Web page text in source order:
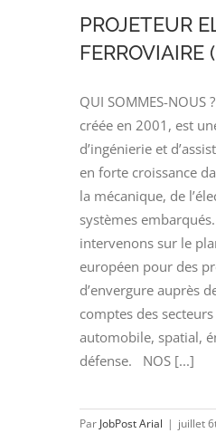
PROJETEUR
FERROVIAIRE
QUI SOMMES-NOUS
créée en 2001, est
d’ingénierie et
en forte croissance
la mécanique, de
systèmes
intervenons sur le
européen pour des
d’envergure auprès
comptes des
automobile, spatial,
défense. NOS [...]
Par JobPost Arial | juillet